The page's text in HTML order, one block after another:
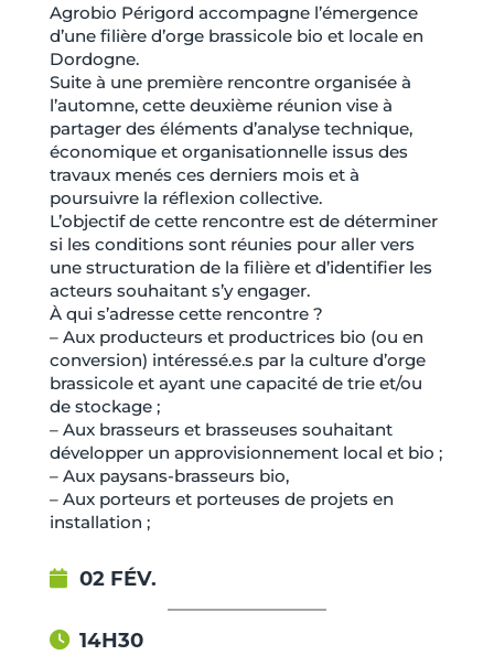
Agrobio Périgord accompagne l’émergence
d’une filière d’orge brassicole bio et locale en
Dordogne.
Suite à une première rencontre organisée à
l’automne, cette deuxième réunion vise à
partager des éléments d’analyse technique,
économique et organisationnelle issus des
travaux menés ces derniers mois et à
poursuivre la réflexion collective.
L’objectif de cette rencontre est de déterminer
si les conditions sont réunies pour aller vers
une structuration de la filière et d’identifier les
acteurs souhaitant s’y engager.
À qui s’adresse cette rencontre ?
– Aux producteurs et productrices bio (ou en
conversion) intéressé.e.s par la culture d’orge
brassicole et ayant une capacité de trie et/ou
de stockage ;
– Aux brasseurs et brasseuses souhaitant
développer un approvisionnement local et bio ;
– Aux paysans-brasseurs bio,
– Aux porteurs et porteuses de projets en
installation ;
02 FÉV.
14H30